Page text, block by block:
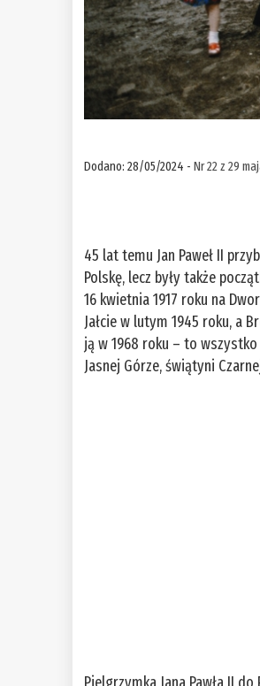
Dodano: 28/05/2024 -Nr 22 z 29
45 lat temu Jan Paweł II
Polskę, lecz były także
16 kwietnia 1917 roku na
Jałcie w lutym 1945 roku, a
ją w 1968 roku – to wszystko
Jasnej Górze, świątyni